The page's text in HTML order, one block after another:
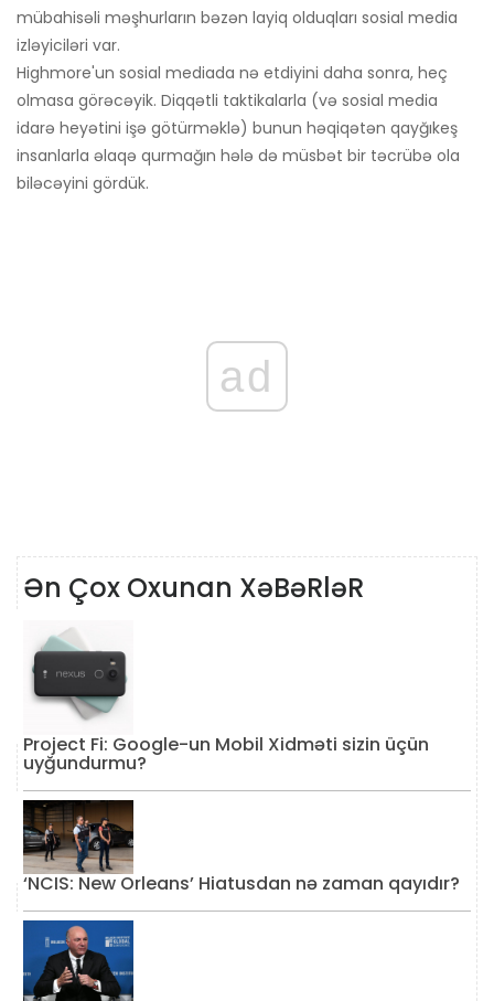
mübahisəli məşhurların bəzən layiq olduqları sosial media
izləyiciləri var.
Highmore'un sosial mediada nə etdiyini daha sonra, heç
olmasa görəcəyik. Diqqətli taktikalarla (və sosial media
idarə heyətini işə götürməklə) bunun həqiqətən qayğıkeş
insanlarla əlaqə qurmağın hələ də müsbət bir təcrübə ola
biləcəyini gördük.
ad
Ən Çox Oxunan XəBəRləR
Project Fi: Google-un Mobil Xidməti sizin üçün
uyğundurmu?
‘NCIS: New Orleans’ Hiatusdan nə zaman qayıdır?